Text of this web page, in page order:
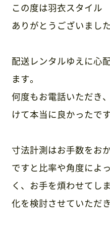
この度は羽衣スタイ
ありがとうございました
配送レンタルゆえに心
ます。
何度もお電話いただき
けて本当に良かったです
寸法計測はお手数をお
ですと比率や角度によ
く、お手を煩わせてし
化を検討させていただき